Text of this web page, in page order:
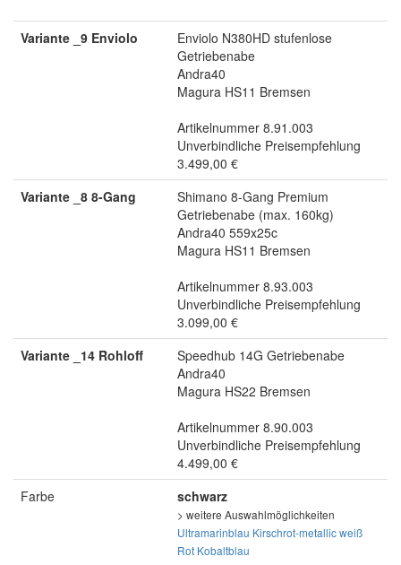
Variante _9 Enviolo
Enviolo N380HD stufenlose
Getriebenabe
Andra40
Magura HS11 Bremsen
Artikelnummer 8.91.003
Unverbindliche Preisempfehlung
3.499,00 €
Variante _8 8-Gang
Shimano 8-Gang Premium
Getriebenabe (max. 160kg)
Andra40 559x25c
Magura HS11 Bremsen
Artikelnummer 8.93.003
Unverbindliche Preisempfehlung
3.099,00 €
Variante _14 Rohloff
Speedhub 14G Getriebenabe
Andra40
Magura HS22 Bremsen
Artikelnummer 8.90.003
Unverbindliche Preisempfehlung
4.499,00 €
Farbe
schwarz
> weitere Auswahlmöglichkeiten
Ultramarinblau Kirschrot-metallicweiß
Rot Kobaltblau